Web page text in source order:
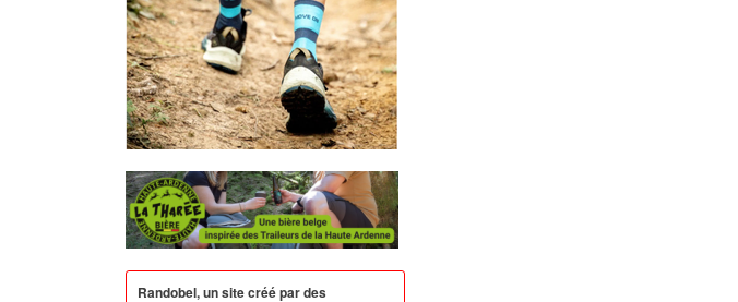
Randobel, un site créé par des